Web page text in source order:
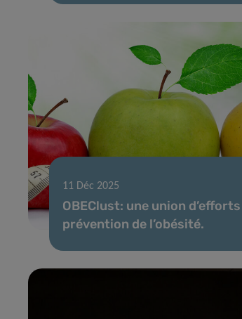
11 Déc 2025
OBEClust: une union
prévention de l’obésité.